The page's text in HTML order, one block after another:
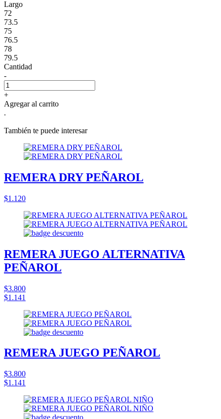
Largo
72
73.5
75
76.5
78
79.5
Cantidad
-
+
Agregar al carrito
.
También te puede interesar
REMERA DRY PEÑAROL
$1.120
REMERA JUEGO ALTERNATIVA
PEÑAROL
$3.800
$1.141
REMERA JUEGO PEÑAROL
$3.800
$1.141